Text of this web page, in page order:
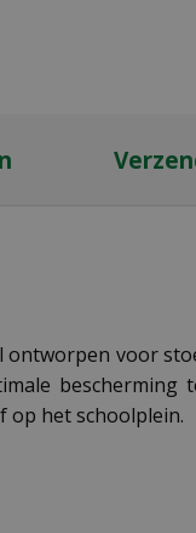
ontworpen voor
bescherming
op het schoolplein.